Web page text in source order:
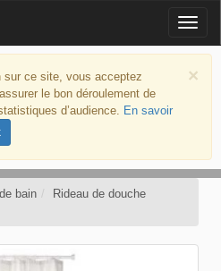
×
sur ce site, vous acceptez
le bon déroulement de
d’audience. En savoir
bain
Rideau de douche